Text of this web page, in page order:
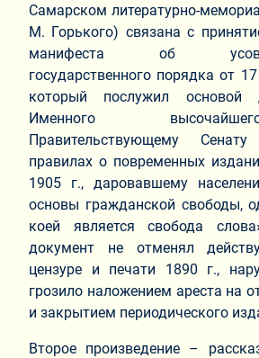
Самарском литературно-
М. Горького) связана с
манифеста об
государственного порядка от
который послужил основой
Именного
Правительствующему
правилах о повременных
1905 г., даровавшему
основы гражданской свободы,
коей является свобода
документ не отменял
цензуре и печати 1890 г.,
грозило наложением ареста на
и закрытием периодического
Второе произведение –